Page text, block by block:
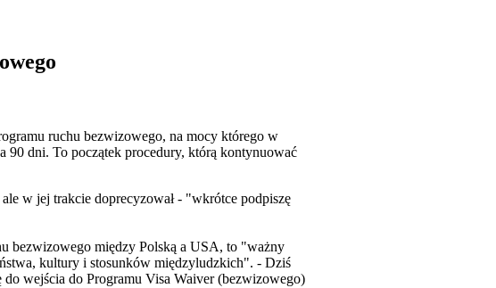
ruchu bezwizowego, na mocy którego w
90 dni. To początek procedury, którą kontynuować
ale w jej trakcie doprecyzował - "wkrótce podpiszę
bezwizowego między Polską a USA, to "ważny
kultury i stosunków międzyludzkich". - Dziś
wejścia do Programu Visa Waiver (bezwizowego)